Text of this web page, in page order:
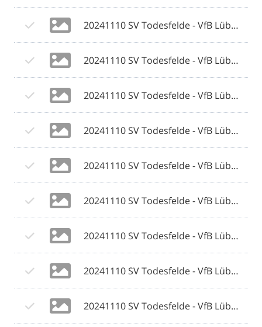
20241110 SV Todesfelde - VfB Lübeck 110 © 2024 Olaf Wegerich.jpg
20241110 SV Todesfelde - VfB Lübeck 111 © 2024 Olaf Wegerich.jpg
20241110 SV Todesfelde - VfB Lübeck 112 © 2024 Olaf Wegerich.jpg
20241110 SV Todesfelde - VfB Lübeck 113 © 2024 Olaf Wegerich.jpg
20241110 SV Todesfelde - VfB Lübeck 114 © 2024 Olaf Wegerich.jpg
20241110 SV Todesfelde - VfB Lübeck 115 © 2024 Olaf Wegerich.jpg
20241110 SV Todesfelde - VfB Lübeck 116 © 2024 Olaf Wegerich.jpg
20241110 SV Todesfelde - VfB Lübeck 117 © 2024 Olaf Wegerich.jpg
20241110 SV Todesfelde - VfB Lübeck 118 © 2024 Olaf Wegerich.jpg